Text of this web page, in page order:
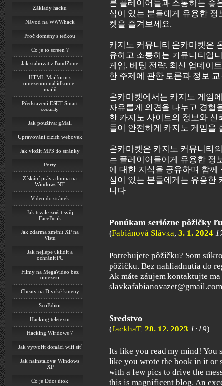
Základy hacku
Návod na WWWhack
Proč domény s tečkou
Co je to screen ?
Jak stahovat z BandZone
HTML Mailform s
omezenou nabídkou e-
mailů
Představení ESET Smart
security
Jak používat gMail
Upravování cizích webovek
Jak vložit MP3 do stránky
Porty
Získání práv admina na
Windows NT
Video do stránek
Jak trvale zrušit svůj
FaceBook
Jak zdarma změnit XP na
Vistu
Jak nejlépe uklidit a
ochránit PC
Filmy na MegaVideo bez
omezení
Cheaty na Divoké kmeny
ScoEditor
Hacking teletextu
Hacking Windows 7
Jak vytvořit domácí wifi síť
Jak nainstalovat Windows
XP
Co je Ddos útok
른 플레이어들과 소통하는 좋
심이 있는 분들에게 유용한
켓을 즐겨보세요.
카지노 커뮤니티 온카마켓은
유하고 소통하는 커뮤니티입
게임, 베팅 전략, 최신 업데이
한 주제에 관한 토론과 정보
온카마켓에서는 카지노 게임
자유롭게 의견을 나누고 경험
한 카지노 사이트의 정보와
들이 안전하게 카지노 게임을
온카마켓은 카지노 커뮤니티
는 플레이어들에게 유용한 정
에 대한 지식을 공유하며 함
심이 있는 분들에게는 유용한
니다
Ponúkam seriózne pôžičky
(Fabiánová Slávka, 3. 1. 2024
Potrebujete pôžičku? Som
pôžičku. Bez nahliadnutia do
Ak máte záujem kontaktujte
slavkafabianovazet@gmail.com
Sredstvo
(JackhaT, 28. 12. 2023 1:19)
Its like you read my mind! You
like you wrote the book in it or
with a few pics to drive the
this is magnificent blog. An